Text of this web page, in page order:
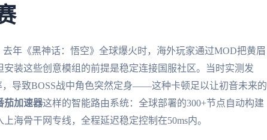
年《黑神话：悟空》全球爆火时，海外玩家通过MOD把黄眉
装这些创意模组的前提是稳定连接国服社区。当时实测发
，导致BOSS战中角色突然定身——这种卡顿足以让初音未来的
茄加速器这样的智能路由系统：全球部署的300+节点自动构建
海骨干网专线，全程延迟稳定控制在50ms内。